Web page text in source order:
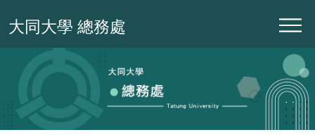
到
大同大學 總務處